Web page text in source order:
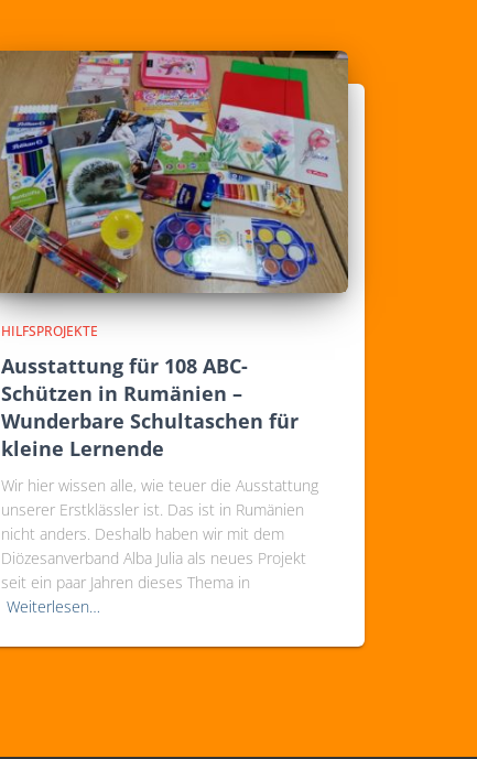
HILFSPROJEKTE
Ausstattung für 108 ABC-
Schützen in Rumänien –
Wunderbare Schultaschen für
kleine Lernende
Wir hier wissen alle, wie teuer die Ausstattung
unserer Erstklässler ist. Das ist in Rumänien
nicht anders. Deshalb haben wir mit dem
Diözesanverband Alba Julia als neues Projekt
seit ein paar Jahren dieses Thema in
Weiterlesen…